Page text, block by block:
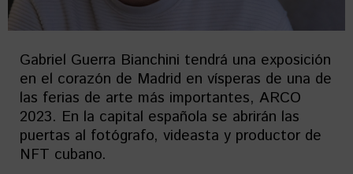
Gabriel Guerra Bianchini tendrá una exposición
en el corazón de Madrid en vísperas de una de
las ferias de arte más importantes, ARCO
2023. En la capital española se abrirán las
puertas al fotógrafo, videasta y productor de
NFT cubano.